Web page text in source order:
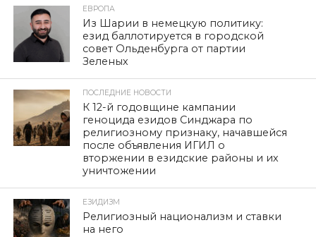
ЕВРОПА
Из Шарии в немецкую политику:
езид баллотируется в городской
совет Ольденбурга от партии
Зеленых
ПОСЛЕДНИЕ НОВОСТИ
К 12-й годовщине кампании
геноцида езидов Синджара по
религиозному признаку, начавшейся
после объявления ИГИЛ о
вторжении в езидские районы и их
уничтожении
ЕЗИДИЗМ
Религиозный национализм и ставки
на него